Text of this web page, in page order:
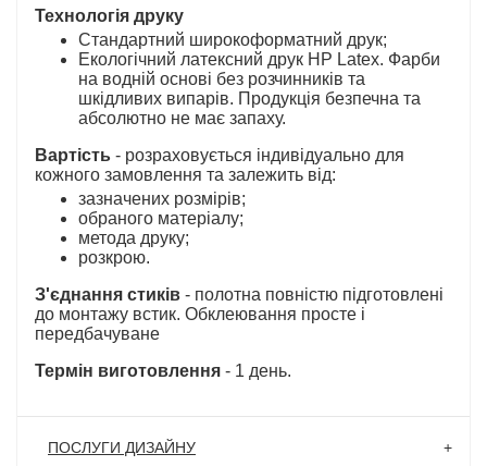
Технологія друку
Стандартний широкоформатний друк;
Екологічний латексний друк HP Latex. Фарби
на водній основі без розчинників та
шкідливих випарів. Продукція безпечна та
абсолютно не має запаху.
Вартість - розраховується індивідуально для
кожного замовлення та залежить від:
зазначених розмірів;
обраного матеріалу;
метода друку;
розкрою.
З'єднання стиків - полотна повністю підготовлені
до монтажу встик. Обклеювання просте і
передбачуване
Термін виготовлення - 1 день.
ПОСЛУГИ ДИЗАЙНУ